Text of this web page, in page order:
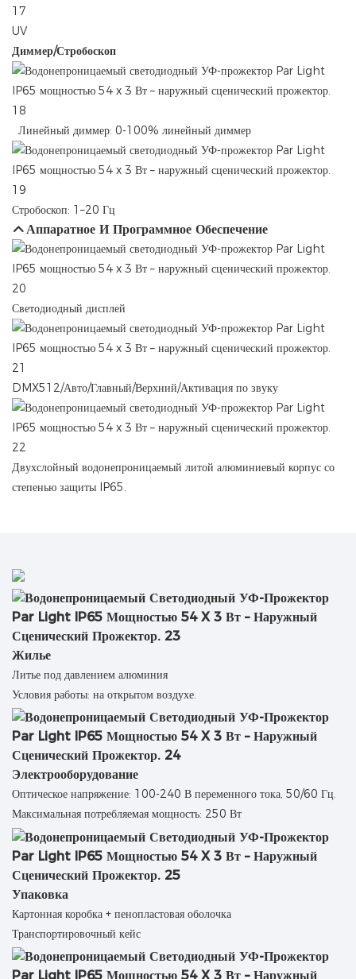
UV
Диммер/Стробоскоп
Линейный диммер: 0-100% линейный диммер
Стробоскоп: 1–20 Гц
Аппаратное И Программное Обеспечение
Светодиодный дисплей
DMX512/Авто/Главный/Верхний/Активация по звуку
Двухслойный водонепроницаемый литой алюминиевый корпус со
степенью защиты IP65.
Жилье
Литье под давлением алюминия
Условия работы: на открытом воздухе.
Электрооборудование
Оптическое напряжение: 100-240 В переменного тока, 50/60 Гц.
Максимальная потребляемая мощность: 250 Вт
Упаковка
Картонная коробка + пенопластовая оболочка
Транспортировочный кейс